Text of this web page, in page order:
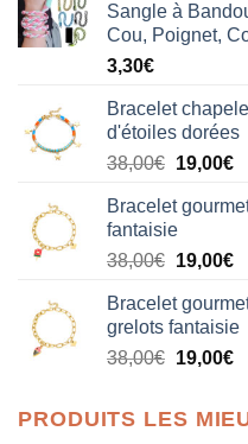
Sangle à
Cou, Poignet,
3,30€
Bracelet
d'étoiles dorées
38,00€ Le
initial
était :
38,00€.
19,00€Le
Bracelet
fantaisie
38,00€ Le
initial
était :
38,00€.
19,00€Le
Bracelet
grelots fantaisie
38,00€ Le
était :
19,00€Le
PRODUITS LES